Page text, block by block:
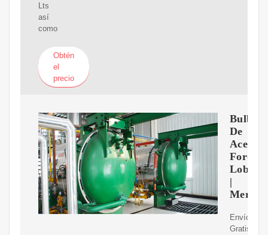
Lts
así
como
Obtén
el
precio
Bulbo
De
Aceite
Ford
Lobo
|
Envíos
Gratis